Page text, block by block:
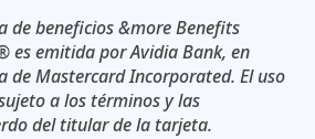
de beneficios &more Benefits
es emitida por Avidia Bank, en
de Mastercard Incorporated. El uso
a los términos y las
del titular de la tarjeta.